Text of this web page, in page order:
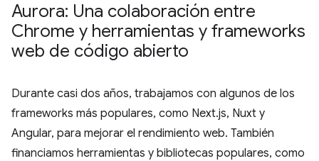
Aurora: Una colaboración entre
Chrome y herramientas y frameworks
web de código abierto
Durante casi dos años, trabajamos con algunos de los
frameworks más populares, como Next.js, Nuxt y
Angular, para mejorar el rendimiento web. También
financiamos herramientas y bibliotecas populares, como